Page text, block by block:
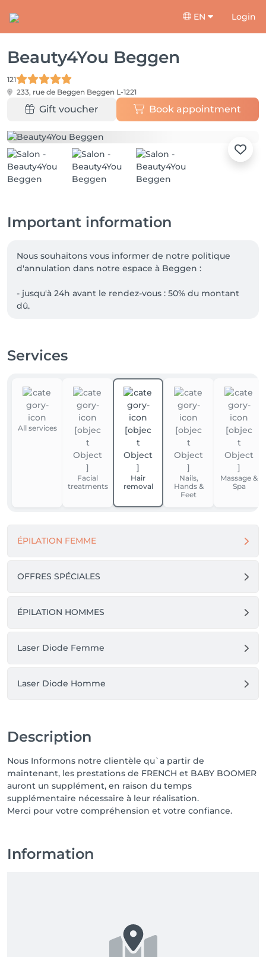
EN Login
Beauty4You Beggen
121
233, rue de Beggen Beggen L-1221
Gift voucher Book appointment
Important information
Nous souhaitons vous informer de notre politique
d'annulation dans notre espace à Beggen :
- jusqu'à 24h avant le rendez-vous : 50% du montant
dû,
En cas d'annulation ou de retard, quelle qu'en soit
engagée, notamment en cas de trafic, de maladie ou
d'oubli !
Services
All services
Facial
treatments
Hair
removal
Nails,
Hands &
Feet
Massage &
Spa
ÉPILATION FEMME
OFFRES SPÉCIALES
ÉPILATION HOMMES
Laser Diode Femme
Laser Diode Homme
Description
Nous Informons notre clientèle qu`a partir de
maintenant, les prestations de FRENCH et BABY BOOMER
auront un supplément, en raison du temps
supplémentaire nécessaire à leur réalisation.
Merci pour votre compréhension et votre confiance.
Information